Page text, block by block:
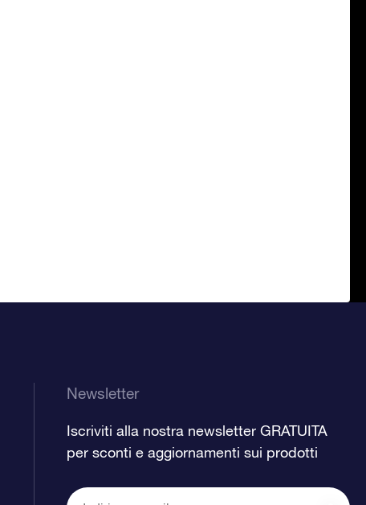
Newsletter
Iscriviti alla nostra newsletter GRATUITA
per sconti e aggiornamenti sui prodotti